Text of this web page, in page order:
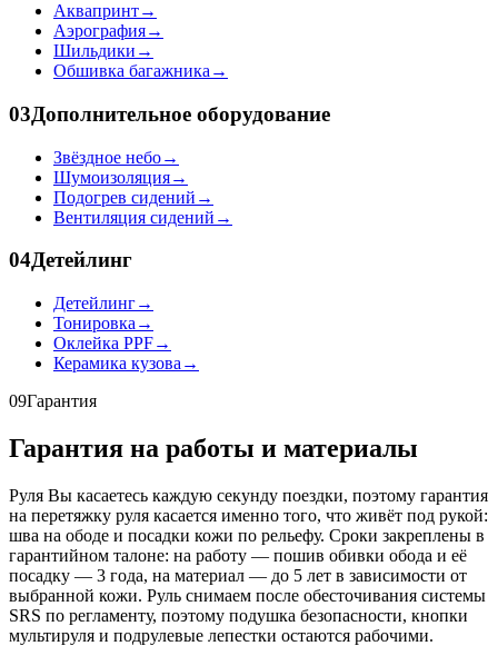
Аквапринт→
Аэрография→
Шильдики →
Обшивка багажника →
03Дополнительное оборудование
Звёздное небо→
Шумоизоляция→
Подогрев сидений →
Вентиляция сидений →
04Детейлинг
Детейлинг→
Тонировка →
Оклейка PPF→
Керамика кузова →
09Гарантия
Гарантия на работы и материалы
Руля Вы касаетесь каждую секунду поездки, поэтому гарантия
на перетяжку руля касается именно того, что живёт под рукой:
шва на ободе и посадки кожи по рельефу. Сроки закреплены в
гарантийном талоне: на работу — пошив обивки обода и её
посадку — 3 года, на материал — до 5 лет в зависимости от
выбранной кожи. Руль снимаем после обесточивания системы
SRS по регламенту, поэтому подушка безопасности, кнопки
мультируля и подрулевые лепестки остаются рабочими.